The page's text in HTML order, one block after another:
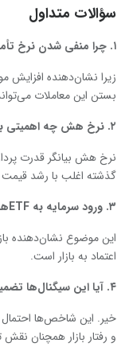
سؤالات متداول
۱. چرا منفی شدن نرخ
زیرا نشان‌دهنده
بستن این معاملات
۲. نرخ هش چه اهمیتی
نرخ هش بیانگر قدرت
گذشته اغلب با رشد قیمت
۳. ورود سرمایه به
این موضوع نشان‌دهنده
اعتماد به بازار است.
۴. آیا این سیگنال‌ها
خیر. این شاخص‌ها احتمال
و رفتار بازار همچنان نقش